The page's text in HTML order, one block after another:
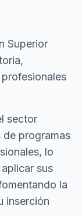
Superior
sector
programas
lo
sus
la
inserción